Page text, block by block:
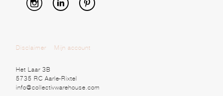
Disclaimer Mijn account
Het Laar 3B
5735 RC Aarle-Rixtel
info@collectivwarehouse.com